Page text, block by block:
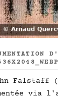
Falstaff
via